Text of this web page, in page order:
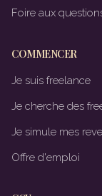
Foire aux
COMMENCER
Je suis freelance
Je cherche des
Je simule mes
Offre d'emploi